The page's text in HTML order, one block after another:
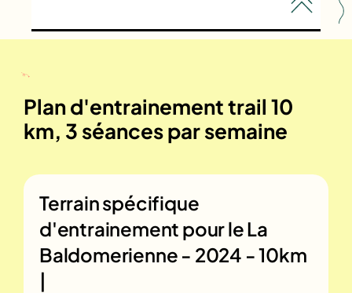
Plan d'entrainement trail 10
km, 3 séances par semaine
Terrain spécifique
d'entrainement pour leLa
Baldomerienne - 2024 - 10km
|